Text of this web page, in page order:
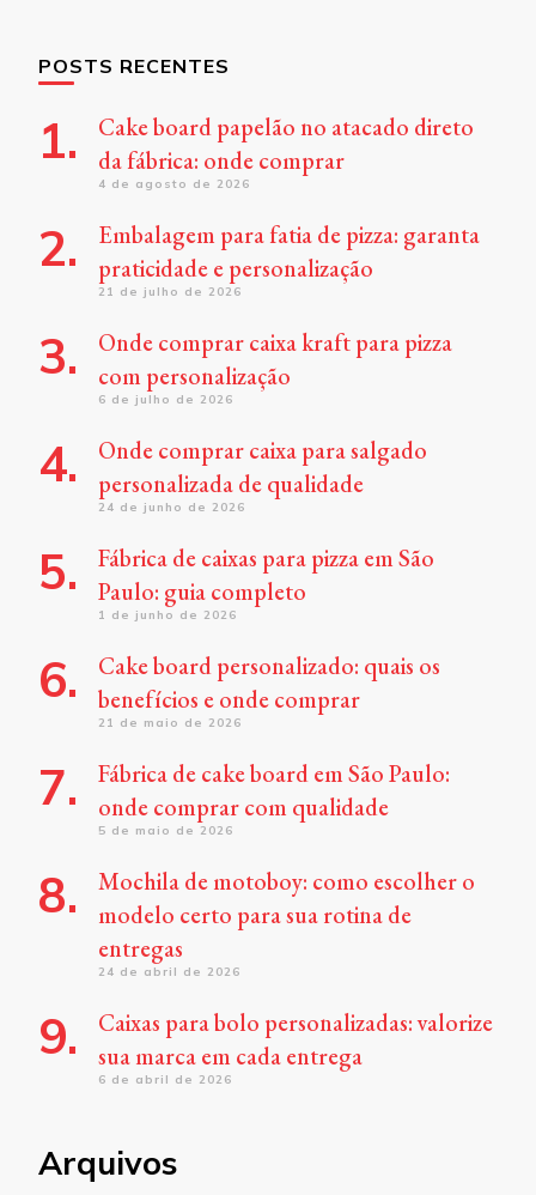
POSTS RECENTES
Cake board papelão no atacado direto
da fábrica: onde comprar
4 de agosto de 2026
Embalagem para fatia de pizza: garanta
praticidade e personalização
21 de julho de 2026
Onde comprar caixa kraft para pizza
com personalização
6 de julho de 2026
Onde comprar caixa para salgado
personalizada de qualidade
24 de junho de 2026
Fábrica de caixas para pizza em São
Paulo: guia completo
1 de junho de 2026
Cake board personalizado: quais os
benefícios e onde comprar
21 de maio de 2026
Fábrica de cake board em São Paulo:
onde comprar com qualidade
5 de maio de 2026
Mochila de motoboy: como escolher o
modelo certo para sua rotina de
entregas
24 de abril de 2026
Caixas para bolo personalizadas: valorize
sua marca em cada entrega
6 de abril de 2026
Arquivos